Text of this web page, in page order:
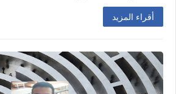
أقراء المزيد